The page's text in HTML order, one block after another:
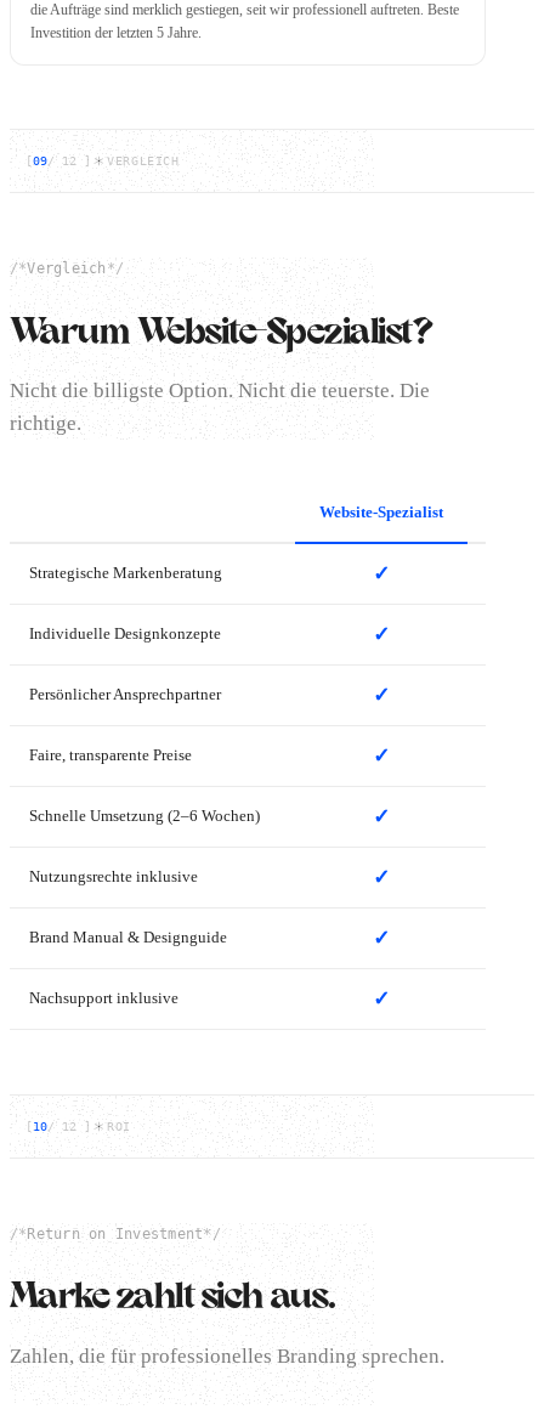
die Aufträge sind merklich gestiegen, seit wir professionell auftreten. Beste
Investition der letzten 5 Jahre.
[09/ 12 ] VERGLEICH
/*Vergleich */
Warum Website-Spezialist?
Nicht die billigste Option. Nicht die teuerste. Die
richtige.
Website-Spezialist
Strategische Markenberatung ✓
Individuelle Designkonzepte ✓
Persönlicher Ansprechpartner ✓
Faire, transparente Preise ✓
Schnelle Umsetzung (2–6 Wochen) ✓
Nutzungsrechte inklusive ✓
Brand Manual & Designguide ✓
Nachsupport inklusive ✓
[ 10/ 12 ] ROI
/*Return on Investment*/
Marke zahlt sich aus.
Zahlen, die für professionelles Branding sprechen.